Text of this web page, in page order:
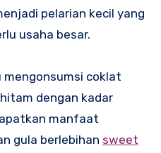
pelarian kecil yang
usaha besar.
mengonsumsi coklat
dengan kadar
manfaat
gula berlebihan sweet